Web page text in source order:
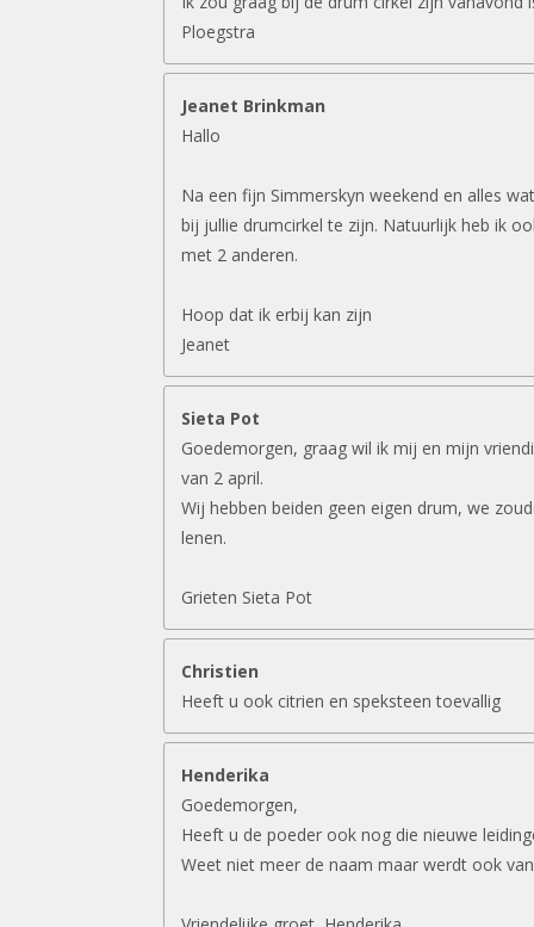
Ploegstra
Jeanet Brinkman
Hallo
Na een fijn Simmerskyn weekend en alles
bij jullie drumcirkel te zijn. Natuurlijk heb ik
met 2 anderen.
Hoop dat ik erbij kan zijn
Jeanet
Sieta Pot
Goedemorgen, graag wil ik mij en mijn
van 2 april.
Wij hebben beiden geen eigen drum, we
lenen.
Grieten Sieta Pot
Christien
Heeft u ook citrien en speksteen toevallig
Henderika
Goedemorgen,
Heeft u de poeder ook nog die nieuwe
Weet niet meer de naam maar werdt ook